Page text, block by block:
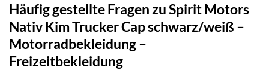
Häufig gestellte Fragen zu Spirit Motors
Nativ Kim Trucker Cap schwarz/weiß –
Motorradbekleidung –
Freizeitbekleidung